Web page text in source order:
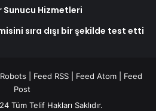
Hizmetleri
sıra dışı bir şekilde test etti
Robots Feed RSS Feed Atom
Feed
Post
Tüm Telif Hakları Saklıdır.